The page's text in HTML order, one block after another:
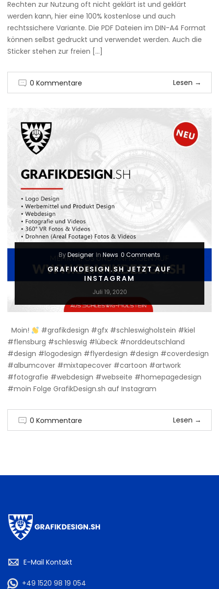
Rechten zur Nutzung oft nicht geklärt ist und geklärt
werden kann, hier eine 100% kostenlose und auch
rechtssichere Variante. Die PDF Dateien im DIN-A4 Format
können selbst gedruckt und verwendet werden. Auch die
Sticker stehen zur freien […]
0 Kommentare Lesen →
ByDesigner In News 0 Comments
GRAFIKDESIGN.SH JETZT AUF
INSTAGRAM
Juli 19, 2020
Moin!
#grafikdesign #gfx #schleswigholstein #kiel
#flensburg #schleswig #lübeck #norddeutschland
#design #logodesign #flyerdesign #design #coverdesign
#albumcover #mixtapecover #cartoon #artwork
#fotografie #webdesign #webseite #homepagedesign
#moin Folge GrafikDesign.sh auf Instagram
0 Kommentare Lesen →
E-Mail Kontakt
+49 1520 98 19 054